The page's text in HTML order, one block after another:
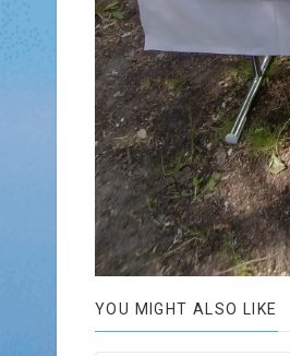
YOU MIGHT ALSO LIKE